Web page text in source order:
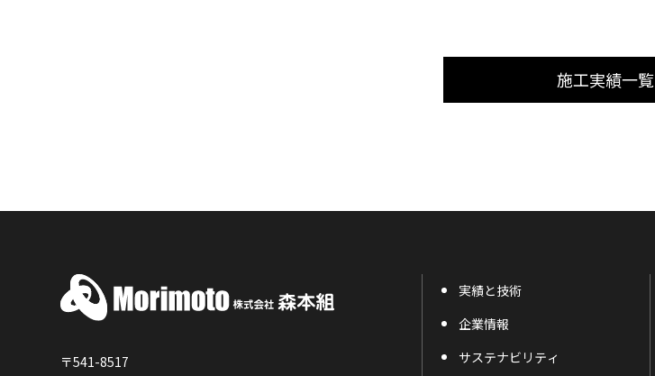
施工実績一覧
〒541-8517
実績と技術
企業情報
サステナビリティ